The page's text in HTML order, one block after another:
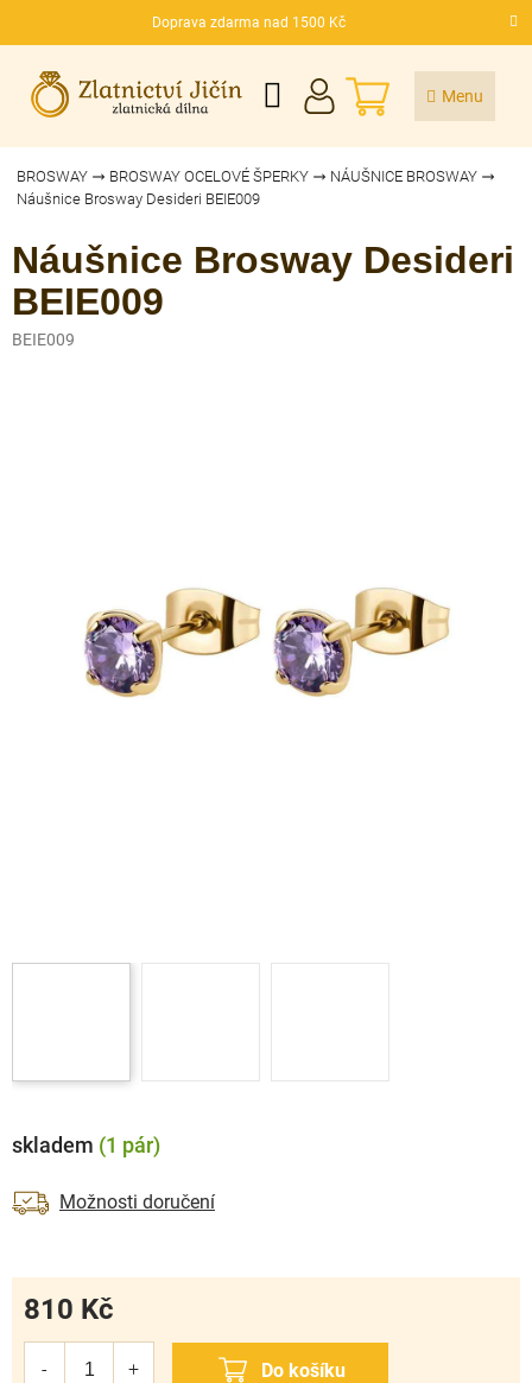
Doprava zdarma nad 1500 Kč
CZK
NÁKUPNÍ
KOŠÍK
BROSWAY BROSWAY OCELOVÉ ŠPERKY
NÁUŠNICE BROSWAY
Náušnice Brosway Desideri BEIE009
Náušnice Brosway Desideri
BEIE009
BEIE009
skladem (1 pár)
Možnosti doručení
810 Kč